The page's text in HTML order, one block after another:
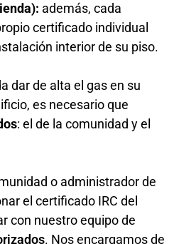
además, cada
certificado individual
interior de su piso.
dar de alta el gas en su
es necesario que
: el de la comunidad y el
o administrador de
el certificado IRC del
con nuestro equipo de
. Nos encargamos de